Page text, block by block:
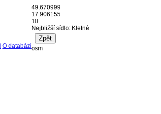
O databázi
49.670999
17.906155
10
Nejbližší sídlo: Kletné
osm